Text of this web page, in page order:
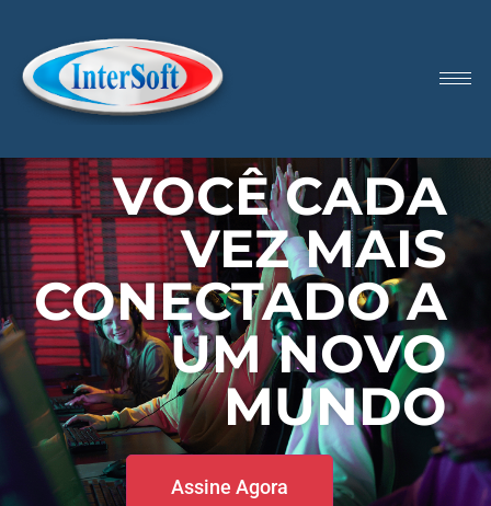
VOCÊ CADA
VEZ MAIS
CONECTADO A
UM NOVO
MUNDO
Assine Agora